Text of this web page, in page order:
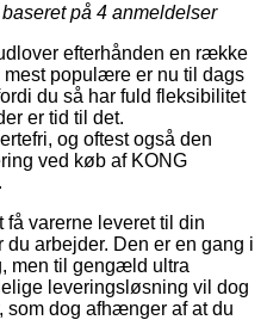
på 4 anmeldelser
efterhånden en række
populære er nu til dags
du så har fuld fleksibilitet
er tid til det.
og oftest også den
ved køb af KONG
få varerne leveret til din
arbejder. Den er en gang i
men til gengæld ultra
leveringsløsning vil dog
dog afhænger af at du